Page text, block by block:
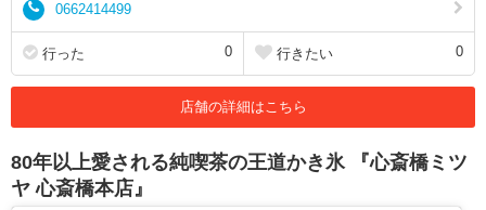
0662414499
行った 0 行きたい 0
店舗の詳細はこちら
80年以上愛される純喫茶の王道かき氷 『心斎橋ミツ
ヤ 心斎橋本店』